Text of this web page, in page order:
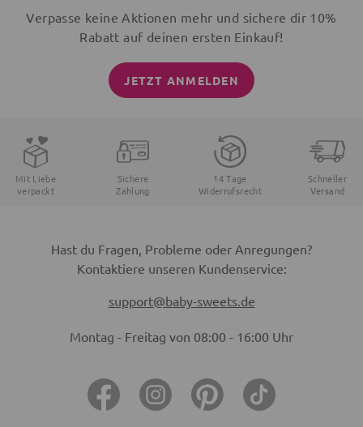
Verpasse keine Aktionen mehr und sichere dir 10%
Rabatt auf deinen ersten Einkauf!
JETZT ANMELDEN
Mit Liebe
verpackt
Sichere
Zahlung
14 Tage
Widerrufsrecht
Schneller
Versand
Hast du Fragen, Probleme oder Anregungen?
Kontaktiere unseren Kundenservice:
support@baby-sweets.de
Montag - Freitag von 08:00 - 16:00 Uhr